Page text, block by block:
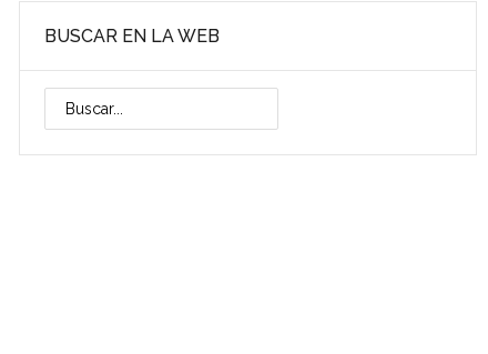
BUSCAR EN LA WEB